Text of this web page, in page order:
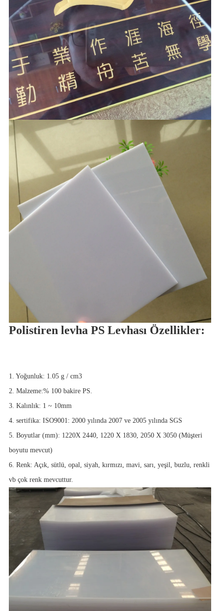
Polistiren levha PS Levhası Özellikler:
1. Yoğunluk: 1.05 g / cm3
2. Malzeme:% 100 bakire PS.
3. Kalınlık: 1 ~ 10mm
4. sertifika: ISO9001: 2000 yılında 2007 ve 2005 yılında SGS
5. Boyutlar (mm): 1220X 2440, 1220 X 1830, 2050 X 3050 (Müşteri
boyutu mevcut)
6. Renk: Açık, sütlü, opal, siyah, kırmızı, mavi, sarı, yeşil, buzlu, renkli
vb çok renk mevcuttur.